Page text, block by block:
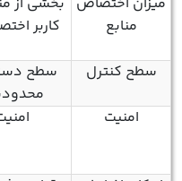
منابع
کاربر
سطح کنترل
سطح
امنیت